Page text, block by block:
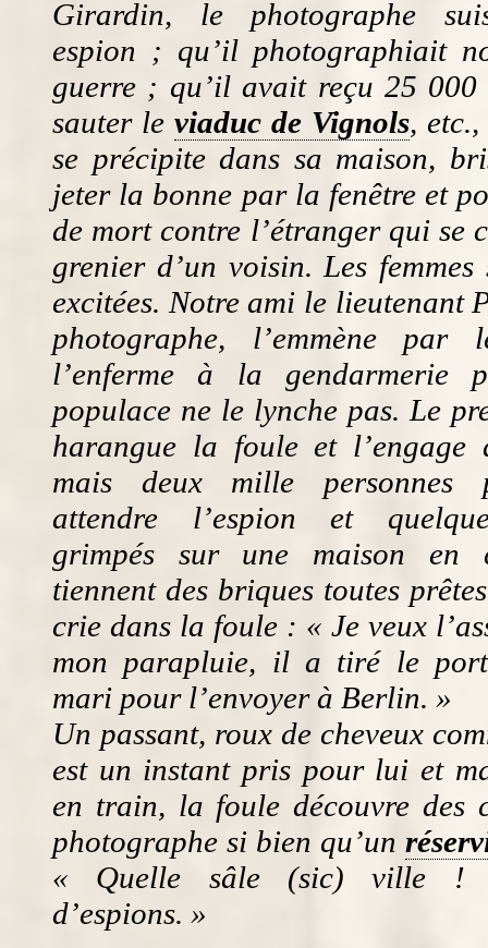
Girardin, le photographe
espion ; qu’il photographiait
guerre ; qu’il avait reçu 25
sauter le viaduc de Vignols,
se précipite dans sa maison,
jeter la bonne par la fenêtre et
de mort contre l’étranger qui se
grenier d’un voisin. Les
excitées. Notre ami le lieutenant
photographe, l’emmène
l’enferme à la gendarmerie
populace ne le lynche pas. Le
harangue la foule et l’engage
mais deux mille personnes
attendre l’espion et
grimpés sur une maison en
tiennent des briques toutes
crie dans la foule : « Je veux
mon parapluie, il a tiré le
mari pour l’envoyer à Berlin. »
Un passant, roux de cheveux
est un instant pris pour lui et
en train, la foule découvre des
photographe si bien qu’un
« Quelle sâle (sic) ville !
d’espions. »